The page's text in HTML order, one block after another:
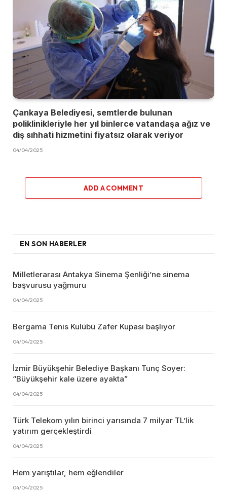
Çankaya Belediyesi, semtlerde bulunan
poliklinikleriyle her yıl binlerce vatandaşa ağız ve
diş sıhhati hizmetini fiyatsız olarak veriyor
04/04/2025
ADD A COMMENT
EN SON HABERLER
Milletlerarası Antakya Sinema Şenliği’ne sinema
başvurusu yağmuru
04/04/2025
Bergama Tenis Kulübü Zafer Kupası başlıyor
04/04/2025
İzmir Büyükşehir Belediye Başkanı Tunç Soyer:
“Büyükşehir kale üzere ayakta”
04/04/2025
Türk Telekom yılın birinci yarısında 7 milyar TL’lik
yatırım gerçekleştirdi
04/04/2025
Hem yarıştılar, hem eğlendiler
04/04/2025